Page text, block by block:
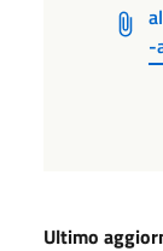
-
Ultimo